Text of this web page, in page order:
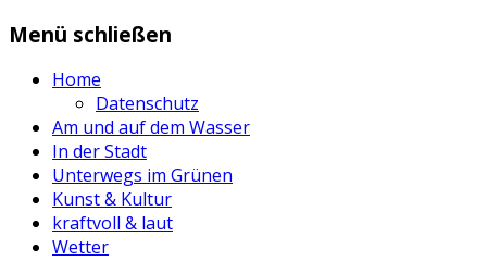
Zum
springen
Menü schließen
Home
Datenschutz
Am und auf dem Wasser
In der Stadt
Unterwegs im Grünen
Kunst & Kultur
kraftvoll & laut
Wetter